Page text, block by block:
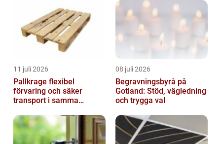
11 juli 2026
Pallkrage flexibel
förvaring och säker
transport i samma
08 juli 2026
Begravningsbyrå på
Gotland: Stöd, vägledning
och trygga val